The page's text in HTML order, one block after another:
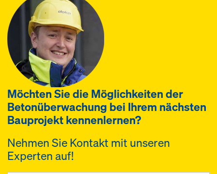
Möchten Sie die Möglichkeiten der
Betonüberwachung bei Ihrem nächsten
Bauprojekt kennenlernen?
Nehmen Sie Kontakt mit unseren
Experten auf!